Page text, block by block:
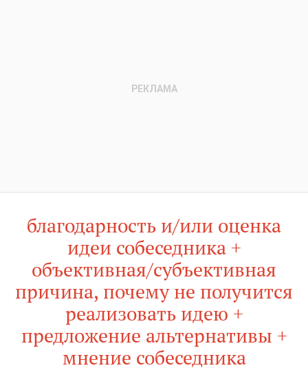
благодарность и/или оценка
идеи собеседника +
объективная/субъективная
причина, почему не получится
реализовать идею +
предложение альтернативы +
мнение собеседника